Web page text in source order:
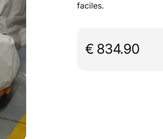
faciles.
€ 834.90